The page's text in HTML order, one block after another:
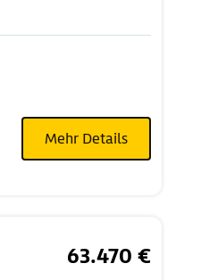
Mehr Details
63.470 €